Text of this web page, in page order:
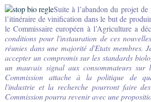
Suite à l’abandon du projet
l’itinéraire de vinification dans le but de
le Commissaire européen à l’Agriculture a
conditions pour l'instauration de ces
réunies dans une majorité d'Etats membres.
accepter un compromis sur les standards
un mauvais signal aux consommateurs sur
Commission attache à la politique de
l'industrie et la recherche pourront faire
Commission pourra revenir avec une